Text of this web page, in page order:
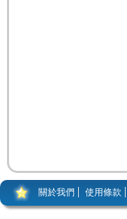
關於我們 使用條款